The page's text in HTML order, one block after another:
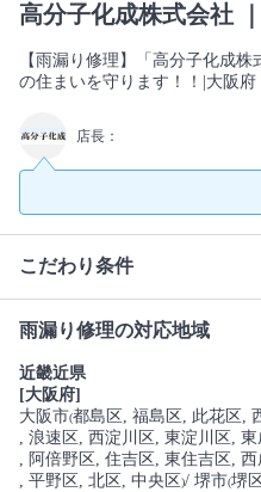
高分子化成株式会社
【雨漏り修理】「高分子化成
の住まいを守ります！！|大阪府
店長：
こだわり条件
雨漏り修理の対応地域
近畿近県
[大阪府]
大阪市(都島区 , 福島区 , 此花区 ,
, 浪速区 , 西淀川区 , 東淀川区 , 東
, 阿倍野区 , 住吉区 , 東住吉区 , 西
, 平野区 , 北区 , 中央区)/ 堺市(堺区